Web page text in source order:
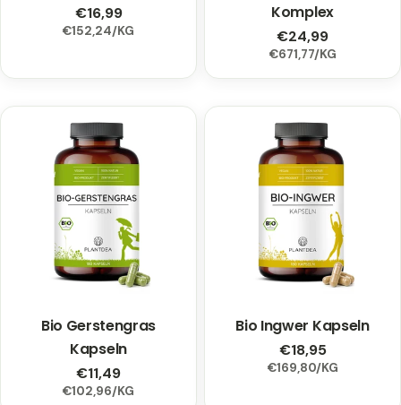
Regulärer
Preis
€16,99
EINZELPREIS
€152,24/PRO
KG
Komplex
Regulärer
Preis
€24,99
EINZELPREIS
€671,77/PRO
KG
Typ:
Bio Gerstengras
Kapseln
Regulärer
Preis
€11,49
EINZELPREIS
€102,96/PRO
KG
Typ:
Bio Ingwer Kapseln
Regulärer
Preis
€18,95
EINZELPREIS
€169,80/PRO
KG